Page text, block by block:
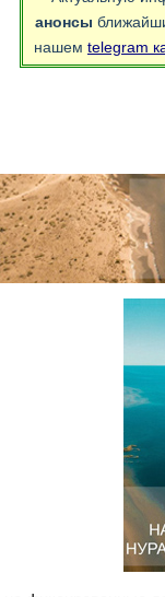
анонсы
нашем telegram